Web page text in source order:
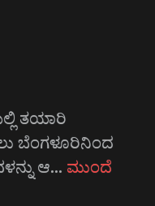
ತಯಾರಿ
ಬೆಂಗಳೂರಿನಿಂದ
ಆ… ಮುಂದೆ